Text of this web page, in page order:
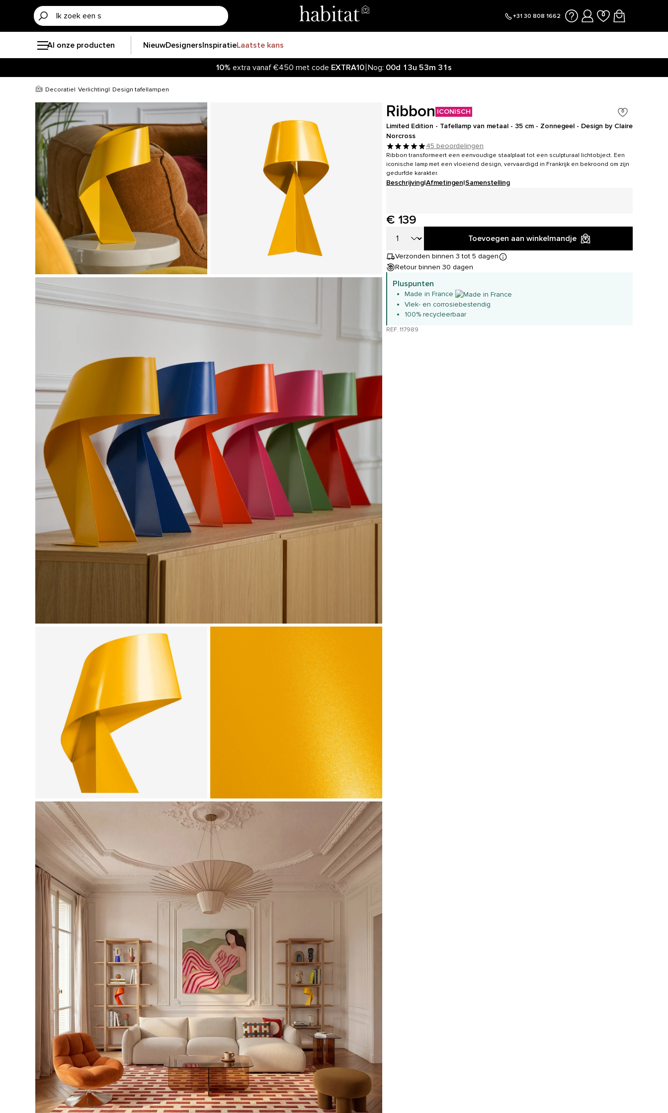
+31 30 808 1662
Al onze producten NieuwDesignersInspiratieLaatste kans
10% extra vanaf €450 met code EXTRA10 Nog: 00d 13u 53m 29s
Decoratie Verlichting Design tafellampen
Ribbon ICONISCH
Limited Edition - Tafellamp van metaal - 35 cm - Zonnegeel - Design by Claire
Norcross
45 beoordelingen
Ribbon transformeert een eenvoudige staalplaat tot een sculpturaal lichtobject. Een
iconische lamp met een vloeiend design, vervaardigd in Frankrijk en bekroond om zijn
gedurfde karakter.
Beschrijving|Afmetingen|Samenstelling
€ 139
Toevoegen aan winkelmandje
Verzonden binnen 3 tot 5 dagen
Retour binnen 30 dagen
Pluspunten
Made in France
Vlek- en corrosiebestendig
100% recycleerbaar
REF. 117989